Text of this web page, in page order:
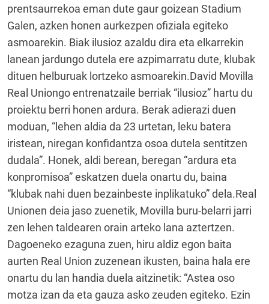
prentsaurrekoa eman dute gaur goizean Stadium
Galen, azken honen aurkezpen ofiziala egiteko
asmoarekin. Biak ilusioz azaldu dira eta elkarrekin
lanean jardungo dutela ere azpimarratu dute, klubak
dituen helburuak lortzeko asmoarekin.David Movilla
Real Uniongo entrenatzaile berriak “ilusioz” hartu du
proiektu berri honen ardura. Berak adierazi duen
moduan, “lehen aldia da 23 urtetan, leku batera
iristean, niregan konfidantza osoa dutela sentitzen
dudala”. Honek, aldi berean, beregan “ardura eta
konpromisoa” eskatzen duela onartu du, baina
“klubak nahi duen bezainbeste inplikatuko” dela.Real
Unionen deia jaso zuenetik, Movilla buru-belarri jarri
zen lehen taldearen orain arteko lana aztertzen.
Dagoeneko ezaguna zuen, hiru aldiz egon baita
aurten Real Union zuzenean ikusten, baina hala ere
onartu du lan handia duela aitzinetik: “Astea oso
motza izan da eta gauza asko zeuden egiteko. Ezin